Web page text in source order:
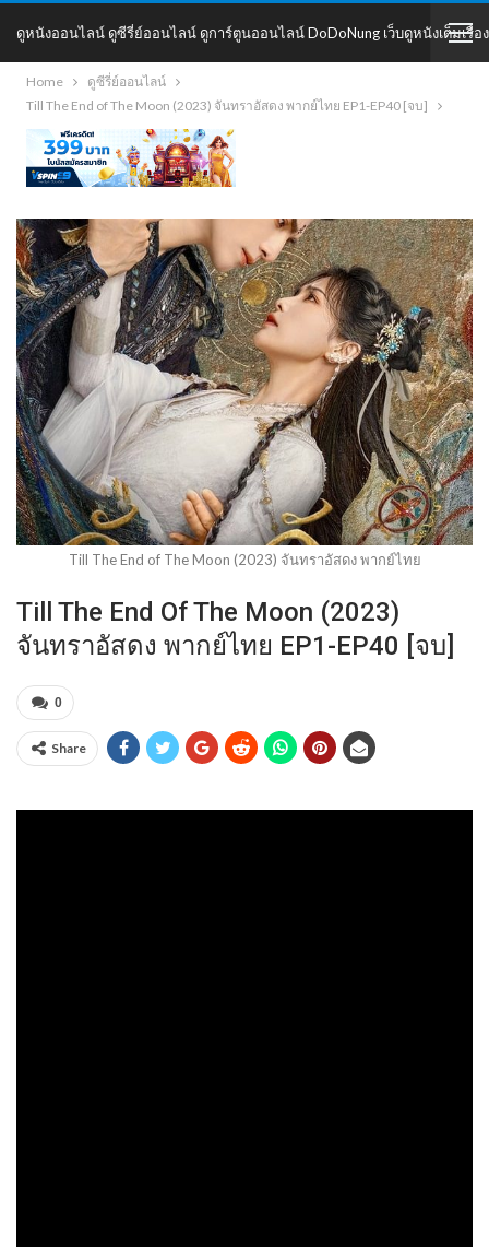
ดูหนังออนไลน์ ดูซีรี่ย์ออนไลน์ ดูการ์ตูนออนไลน์ DoDoNung เว็บดูหนังเต็มเรื่อง
DoDoNung
Home
ดูซีรี่ย์ออนไลน์
Till The End of The Moon (2023) จันทราอัสดง พากย์ไทย EP1-EP40 [จบ]
Till The End of The Moon (2023) จันทราอัสดง พากย์ไทย
Till The End Of The Moon (2023)
จันทราอัสดง พากย์ไทย EP1-EP40 [จบ]
0
Share